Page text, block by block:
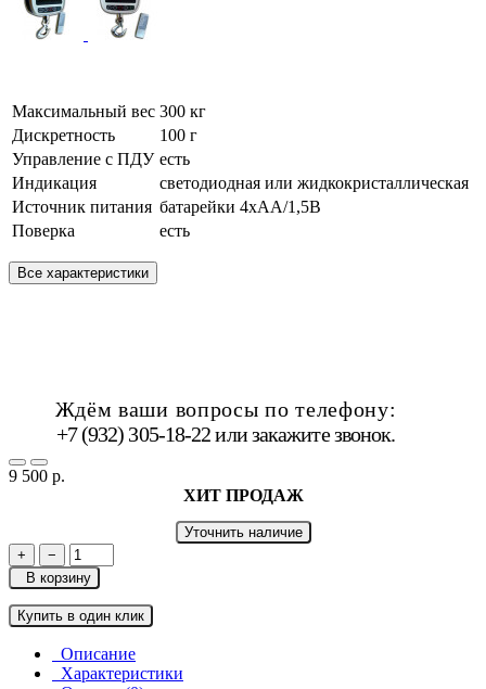
Максимальный вес 300 кг
Дискретность
100 г
Управление с ПДУ есть
Индикация
светодиодная или жидкокристаллическая
Источник питания батарейки 4хАА/1,5В
Поверка
есть
Все характеристики
Ждём ваши вопросы по телефону:
+7 (932) 305-18-22 илизакажите звонок.
9 500 р.
ХИТ ПРОДАЖ
Уточнить наличие
+
−
В корзину
Купить в один клик
Описание
Характеристики